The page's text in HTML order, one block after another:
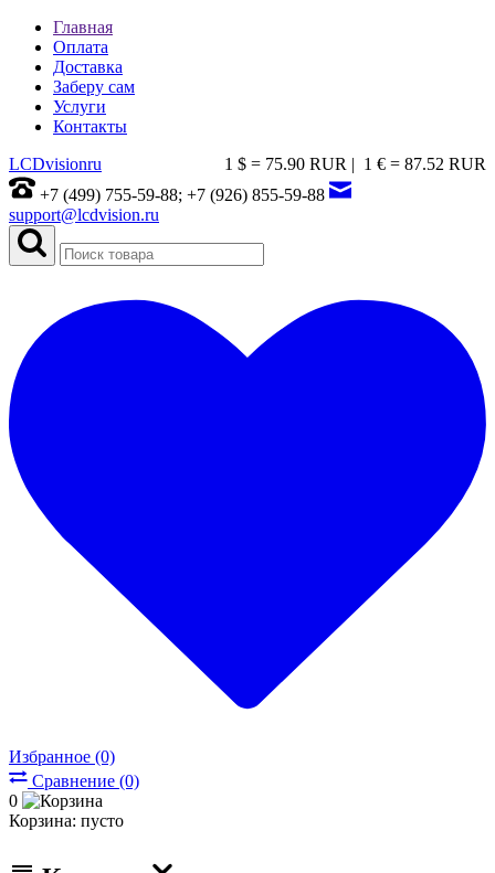
Главная
Оплата
Доставка
Заберу сам
Услуги
Контакты
1 € = 87.52 RUR
1 $ = 75.90 RUR |
LCDvisionru
+7 (499) 755-59-88; +7 (926) 855-59-88
support@lcdvision.ru
Избранное (0)
Сравнение (0)
0
Корзина: пусто